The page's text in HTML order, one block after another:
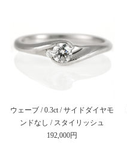
ウェーブ / 0.3ct / サイドダイヤモ
ンドなし / スタイリッシュ
192,000円